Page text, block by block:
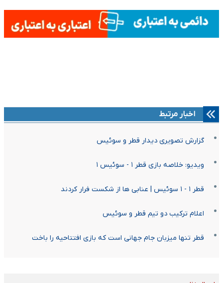
اخبار مرتبط
گزارش تصویری دیدار قطر و سوئیس
ویدیو: خلاصه بازی قطر ۱ - سوئیس ۱
قطر ۱ - ۱ سوئیس | عنابی ها از شکست فرار کردند
اعلام ترکیب دو تیم قطر و سوئیس
قطر تنها میزبان جام جهانی است که بازی افتتاحیه را باخت